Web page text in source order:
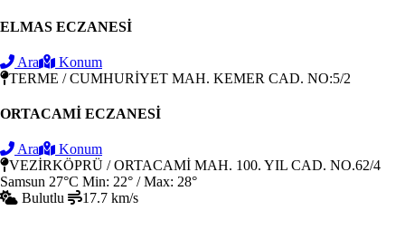
ELMAS ECZANESİ
Ara
Konum
TERME / CUMHURİYET MAH. KEMER CAD. NO:5/2
ORTACAMİ ECZANESİ
Ara
Konum
VEZİRKÖPRÜ / ORTACAMİ MAH. 100. YIL CAD. NO.62/4
Samsun 27°C Min: 22° / Max: 28°
Bulutlu
17.7 km/s